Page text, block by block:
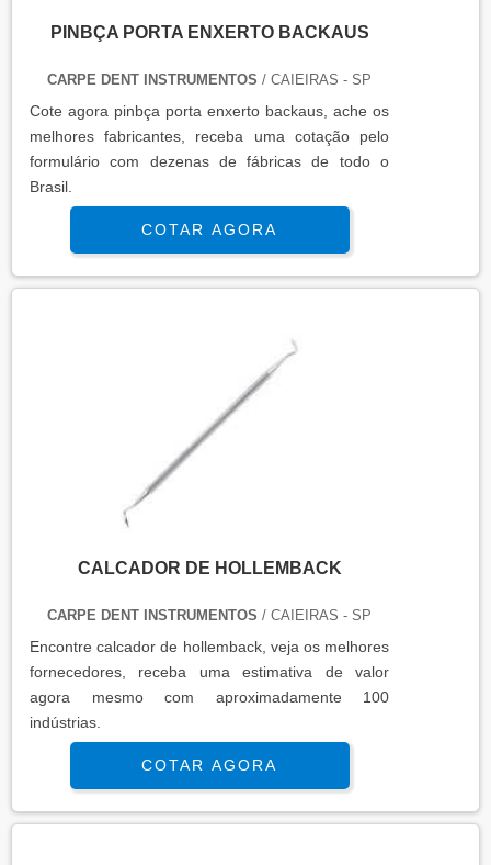
PINBÇA PORTA ENXERTO BACKAUS
CARPE DENT INSTRUMENTOS / CAIEIRAS - SP
Cote agora pinbça porta enxerto backaus, ache os
melhores fabricantes, receba uma cotação pelo
formulário com dezenas de fábricas de todo o
Brasil.
COTAR AGORA
CALCADOR DE HOLLEMBACK
CARPE DENT INSTRUMENTOS / CAIEIRAS - SP
Encontre calcador de hollemback, veja os melhores
fornecedores, receba uma estimativa de valor
agora mesmo com aproximadamente 100
indústrias.
COTAR AGORA